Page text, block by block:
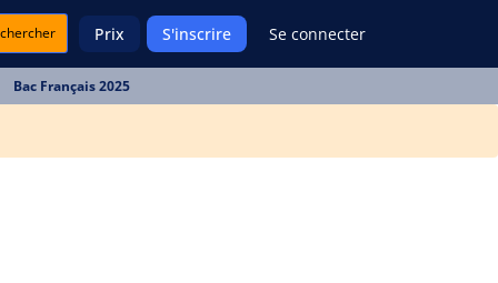
Prix S'inscrire Se connecter
Bac Français 2025